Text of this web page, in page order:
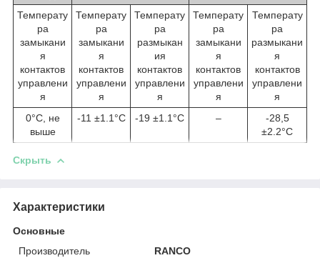
Температу
ра
замыкани
я
контактов
управлени
я
Температу
ра
замыкани
я
контактов
управлени
я
Температу
ра
размыкан
ия
контактов
управлени
я
Температу
ра
замыкани
я
контактов
управлени
я
Температу
ра
размыкани
я
контактов
управлени
я
0°С, не
выше
-11 ±1.1°С -19 ±1.1°С –
-28,5
±2.2°С
Скрыть
Характеристики
Основные
Производитель
RANCO